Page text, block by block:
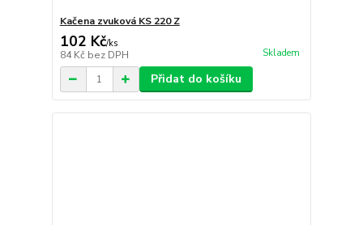
Kačena zvuková KS 220 Z
102 Kč/ks
84 Kč bez DPH Skladem
Přidat do košíku